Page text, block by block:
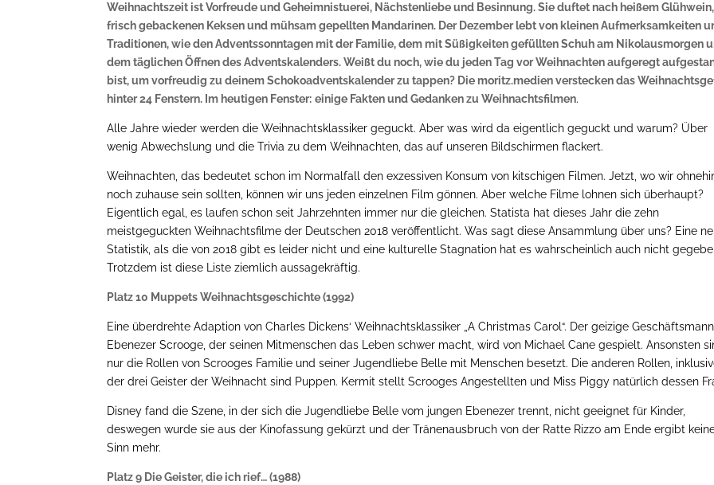
Weihnachtszeit ist Vorfreude und Geheimnistuerei, Nächstenliebe und Besinnung. Sie duftet nach heißem Glühwein,
frisch gebackenen Keksen und mühsam gepellten Mandarinen. Der Dezember lebt von kleinen Aufmerksamkeiten
Traditionen, wie den Adventssonntagen mit der Familie, dem mit Süßigkeiten gefüllten Schuh am Nikolausmorgen
dem täglichen Öffnen des Adventskalenders. Weißt du noch, wie du jeden Tag vor Weihnachten aufgeregt
bist, um vorfreudig zu deinem Schokoadventskalender zu tappen? Die moritz.medien verstecken das
hinter 24 Fenstern. Im heutigen Fenster: einige Fakten und Gedanken zu Weihnachtsfilmen.
Alle Jahre wieder werden die Weihnachtsklassiker geguckt. Aber was wird da eigentlich geguckt und warum? Über
wenig Abwechslung und die Trivia zu dem Weihnachten, das auf unseren Bildschirmen flackert.
Weihnachten, das bedeutet schon im Normalfall den exzessiven Konsum von kitschigen Filmen. Jetzt, wo wir
noch zuhause sein sollten, können wir uns jeden einzelnen Film gönnen. Aber welche Filme lohnen sich überhaupt?
Eigentlich egal, es laufen schon seit Jahrzehnten immer nur die gleichen. Statista hat dieses Jahr die zehn
meistgeguckten Weihnachtsfilme der Deutschen 2018 veröffentlicht. Was sagt diese Ansammlung über uns? Eine
Statistik, als die von 2018 gibt es leider nicht und eine kulturelle Stagnation hat es wahrscheinlich auch nicht
Trotzdem ist diese Liste ziemlich aussagekräftig.
Platz 10 Muppets Weihnachtsgeschichte (1992)
Eine überdrehte Adaption von Charles Dickens‘ Weihnachtsklassiker „A Christmas Carol“. Der geizige Geschäftsmann
Ebenezer Scrooge, der seinen Mitmenschen das Leben schwer macht, wird von Michael Cane gespielt. Ansonsten
nur die Rollen von Scrooges Familie und seiner Jugendliebe Belle mit Menschen besetzt. Die anderen Rollen,
der drei Geister der Weihnacht sind Puppen. Kermit stellt Scrooges Angestellten und Miss Piggy natürlich dessen
Disney fand die Szene, in der sich die Jugendliebe Belle vom jungen Ebenezer trennt, nicht geeignet für Kinder,
deswegen wurde sie aus der Kinofassung gekürzt und der Tränenausbruch von der Ratte Rizzo am Ende ergibt
Sinn mehr.
Platz 9 Die Geister, die ich rief… (1988)